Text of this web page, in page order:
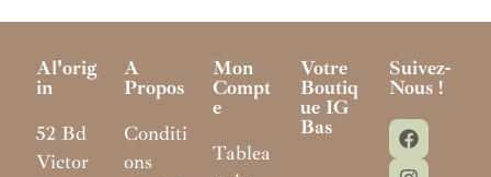
Al'orig
In
52 Bd
Victor
A
Propos
Conditi
ons
Mon
Compt
E
Tablea
Votre
Boutiq
Ue IG
Bas
Suivez-
Nous !